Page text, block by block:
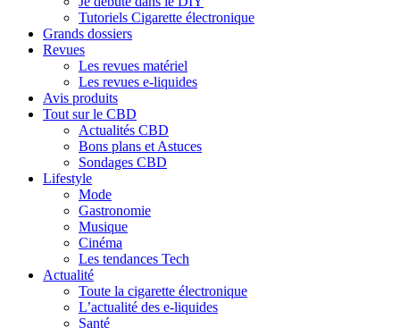
Tutoriels Cigarette électronique
Grands dossiers
Revues
Les revues matériel
Les revues e-liquides
Avis produits
Tout sur le CBD
Actualités CBD
Bons plans et Astuces
Sondages CBD
Lifestyle
Mode
Gastronomie
Musique
Cinéma
Les tendances Tech
Actualité
Toute la cigarette électronique
L’actualité des e-liquides
Santé